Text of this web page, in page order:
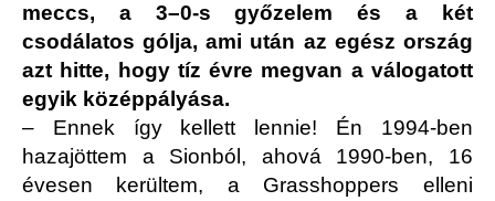
meccs, a 3–0-s győzelem és a két
csodálatos gólja, ami után az egész ország
azt hitte, hogy tíz évre megvan a válogatott
egyik középpályása.
– Ennek így kellett lennie! Én 1994-ben
hazajöttem a Sionból, ahová 1990-ben, 16
évesen kerültem, a Grasshoppers elleni